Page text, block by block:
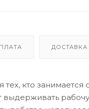
ДОСТАВКА
кто